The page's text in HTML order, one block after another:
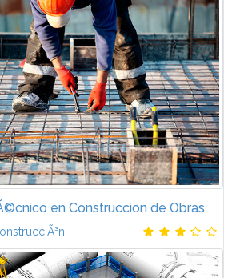
es la arquitectura
socioeconÃ³micos.
de la arquitectura y el...
en Construccion de Obras
Curso de TÃ©cnico en ConstrucciÃ³n